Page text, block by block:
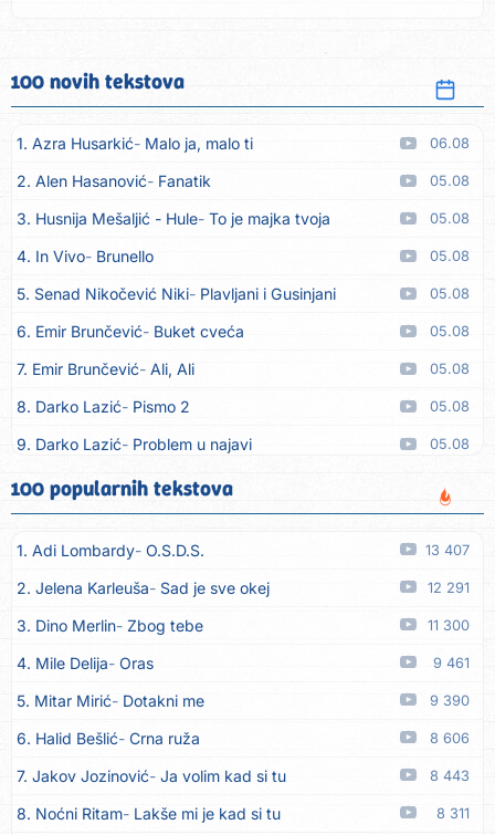
100 novih tekstova
1. Azra Husarkić Malo ja, malo ti 06.08
2. Alen Hasanović Fanatik 05.08
3. Husnija Mešaljić - Hule To je majka tvoja 05.08
4. In Vivo Brunello 05.08
5. Senad Nikočević Niki Plavljani i Gusinjani 05.08
6. Emir Brunčević Buket cveća 05.08
7. Emir Brunčević Ali, Ali 05.08
8. Darko Lazić Pismo 2 05.08
9. Darko Lazić Problem u najavi 05.08
10. Aleksandra Đuranović Kao zver
11. Meliha Imširović Čujem mili 05.08
12. Tereza Kesovija Prvi cvijet 05.08
13. Kopito Ka´ list ol kaduje (Poput lista od kadulje) 05.08
14. Alen Polić Rožica črljena 05.08
15. Oliver Dragojević 05.08
16. Klapa Kaše Dubrovnik 05.08
17. Grupa Makedonija Ima edna moma 05.08
18. Ljupka Dimitrovska Javi se telefonom 05.08
19. Grupa 777 Kada zazvoni moj telefon 05.08
100 popularnih tekstova
1. Adi Lombardy O.S.D.S. 13 407
2. Jelena Karleuša Sad je sve okej 12 291
3. Dino Merlin Zbog tebe 11 300
4. Mile Delija Oras 9 461
5. Mitar Mirić Dotakni me 9 390
6. Halid Bešlić Crna ruža 8 606
7. Jakov Jozinović Ja volim kad si tu 8 443
8. Noćni Ritam Lakše mi je kad si tu 8 311